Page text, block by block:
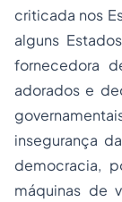
criticada nos
alguns
fornecedora
adorados e
insegurança
democracia,
máquinas de